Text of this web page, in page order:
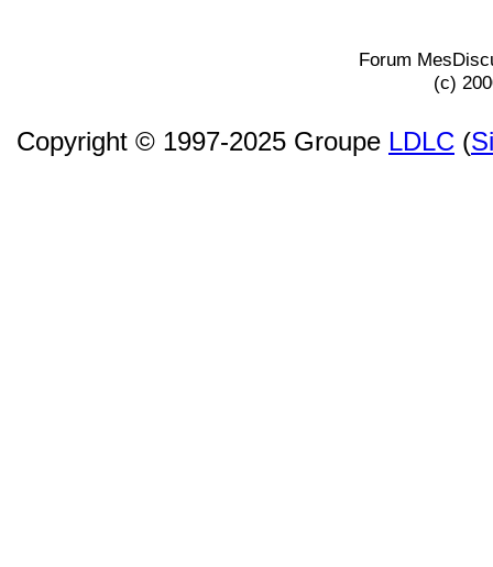
Forum
(c)
Copyright © 1997-2025 Groupe LDLC (